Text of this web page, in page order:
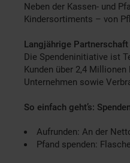
Neben der Kassen- und
Kindersortiments – von
Langjährige
Die Spendeninitiative ist
Kunden über 2,4
Unternehmen sowie
So einfach geht’s:
Aufrunden: An der
Pfand spenden: